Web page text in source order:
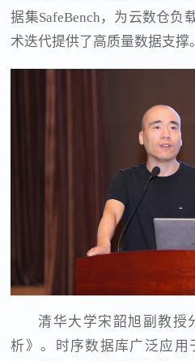
据集SafeBench，为云数仓负
术迭代提供了高质量数据支撑。
清华大学宋韶旭副教授
析》。时序数据库广泛应用